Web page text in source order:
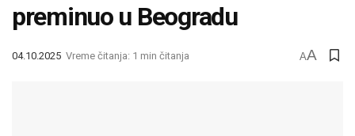
preminuo u Beogradu
04.10.2025 Vreme čitanja: 1 min čitanja AA